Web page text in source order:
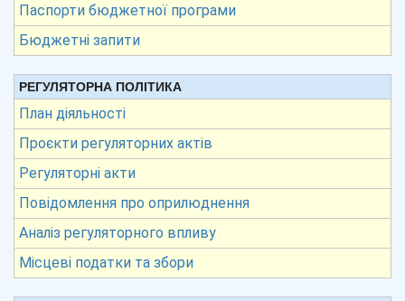
Паспорти бюджетної програми
Бюджетні запити
РЕГУЛЯТОРНА ПОЛІТИКА
План діяльності
Проєкти регуляторних актів
Регуляторні акти
Повідомлення про оприлюднення
Аналіз регуляторного впливу
Місцеві податки та збори